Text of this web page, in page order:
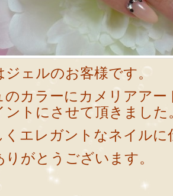
ジェルのお客様です。
のカラーにカメリアアー
ントにさせて頂きました
くエレガントなネイルに
りがとうございます。